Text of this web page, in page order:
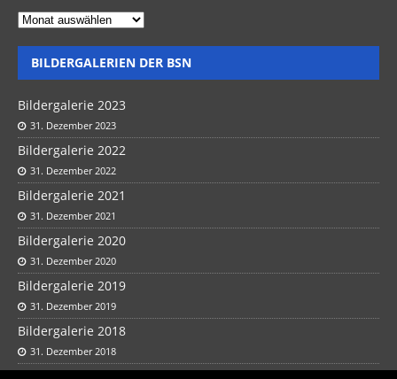
BILDERGALERIEN DER BSN
Bildergalerie 2023
31. Dezember 2023
Bildergalerie 2022
31. Dezember 2022
Bildergalerie 2021
31. Dezember 2021
Bildergalerie 2020
31. Dezember 2020
Bildergalerie 2019
31. Dezember 2019
Bildergalerie 2018
31. Dezember 2018